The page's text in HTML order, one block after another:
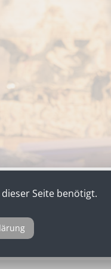
Fatih Akin,
Seite benötigt.